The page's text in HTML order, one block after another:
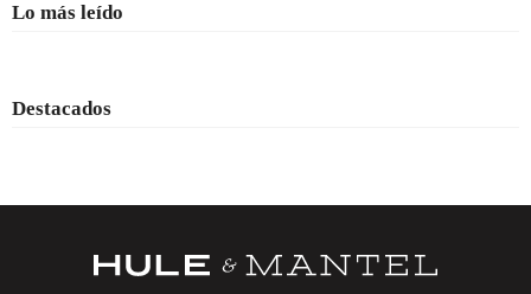
Lo más leído
Destacados